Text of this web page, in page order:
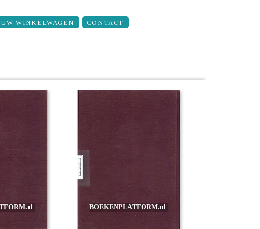
UW WINKELWAGEN CONTACT